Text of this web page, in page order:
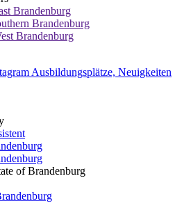
Brandenburg
Brandenburg
Brandenburg
Ausbildungsplätze, Neuigkeiten
of Brandenburg